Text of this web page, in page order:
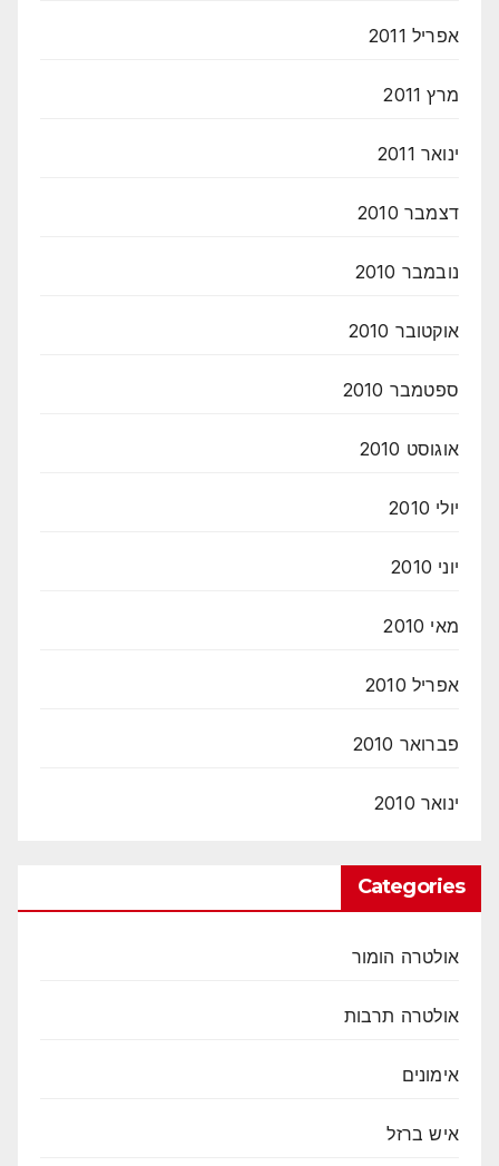
אפריל 2011
מרץ 2011
ינואר 2011
דצמבר 2010
נובמבר 2010
אוקטובר 2010
ספטמבר 2010
אוגוסט 2010
יולי 2010
יוני 2010
מאי 2010
אפריל 2010
פברואר 2010
ינואר 2010
Categories
אולטרה הומור
אולטרה תרבות
אימונים
איש ברזל